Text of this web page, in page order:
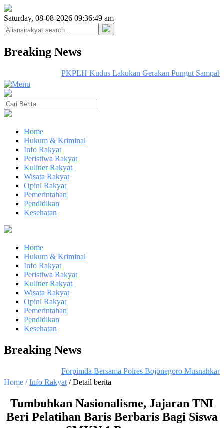
Saturday, 08-08-2026 09:36:49 am
Breaking News
PKPLH Kudus Lakukan Gerakan Pungut Sampah
Home
Hukum & Kriminal
Info Rakyat
Peristiwa Rakyat
Kuliner Rakyat
Wisata Rakyat
Opini Rakyat
Pemerintahan
Pendidikan
Kesehatan
Home
Hukum & Kriminal
Info Rakyat
Peristiwa Rakyat
Kuliner Rakyat
Wisata Rakyat
Opini Rakyat
Pemerintahan
Pendidikan
Kesehatan
Breaking News
Forpimda Bersama Polres Bojonegoro Musnahkan
Home /Info Rakyat / Detail berita
Tumbuhkan Nasionalisme, Jajaran TNI
Beri Pelatihan Baris Berbaris Bagi Siswa